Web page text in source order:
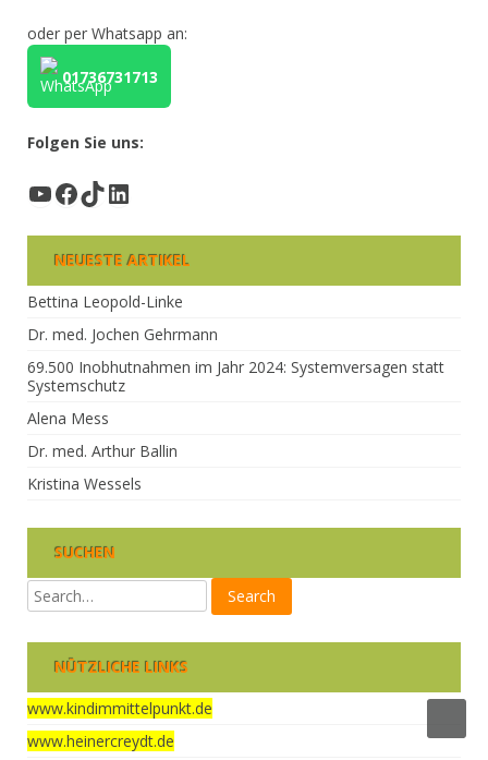
oder per Whatsapp an:
01736731713
Folgen Sie uns:
YouTube
Facebook
TikTok
LinkedIn
NEUESTE ARTIKEL
Bettina Leopold-Linke
Dr. med. Jochen Gehrmann
69.500 Inobhutnahmen im Jahr 2024: Systemversagen statt
Systemschutz
Alena Mess
Dr. med. Arthur Ballin
Kristina Wessels
SUCHEN
NÜTZLICHE LINKS
www.kindimmittelpunkt.de
www.heinercreydt.de